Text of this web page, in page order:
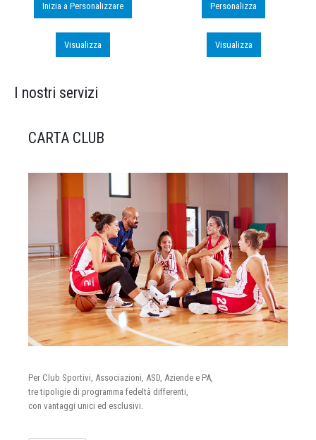
Inizia a Personalizzare
Visualizza
Personalizza
Visualizza
I nostri servizi
CARTA CLUB
Per Club Sportivi, Associazioni, ASD, Aziende e PA,
tre tipoligie di programma fedeltà differenti,
con vantaggi unici ed esclusivi.